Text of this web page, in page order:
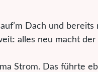
Dach und bereits
alles neu macht der
Strom. Das führte